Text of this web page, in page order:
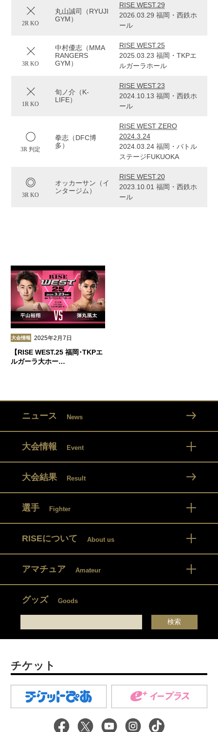
2R KO
丸山誠司（RYUJI
GYM）
RISE WEST.29
2026.03.29 福岡・西鉄ホ
ール
3R KO
中村優志（MMA
RANGERS
GYM）
RISE WEST.25
2025.03.23 福岡・TKPエ
ルガーラホール
1R KO
旬ノ介（K-
LIFE）
RISE WEST.23
2024.10.13 福岡・西鉄ホ
ール
3R 判定
拳志（DFC博
多）
RISE WEST ZERO
2024.3.24
2024.03.24 福岡・バトル
ステージFUKUOKA
3R KO
オッカーサン（イ
ンタージム）
RISE WEST.20
2023.10.01 福岡・西鉄ホ
ール
大会情報 2025年2月7日
【RISE WEST.25 福岡･TKPエ
ルガーラ大ホー…
ニュース News
大会情報 Event
大会結果 Result
選手 Fighter
RISEについて About us
アマチュア Amateur
グッズ Goods
チケット